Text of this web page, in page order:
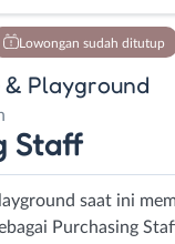
Lowongan sudah ditutup
Playground
Staff
saat ini
Purchasing